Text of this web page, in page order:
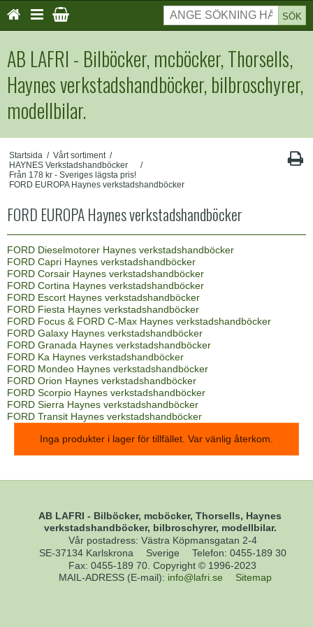
SÖK
AB LAFRI - Bilböcker, mcböcker, Thorsells,
Haynes verkstadshandböcker, bilbroschyrer,
modellbilar.
Startsida / Vårt sortiment /
HAYNES Verkstadshandböcker
Från 178 kr - Sveriges lägsta pris!
/
FORD EUROPA Haynes verkstadshandböcker
FORD EUROPA Haynes verkstadshandböcker
FORD Dieselmotorer Haynes verkstadshandböcker
FORD Capri Haynes verkstadshandböcker
FORD Corsair Haynes verkstadshandböcker
FORD Cortina Haynes verkstadshandböcker
FORD Escort Haynes verkstadshandböcker
FORD Fiesta Haynes verkstadshandböcker
FORD Focus & FORD C-Max Haynes verkstadshandböcker
FORD Galaxy Haynes verkstadshandböcker
FORD Granada Haynes verkstadshandböcker
FORD Ka Haynes verkstadshandböcker
FORD Mondeo Haynes verkstadshandböcker
FORD Orion Haynes verkstadshandböcker
FORD Scorpio Haynes verkstadshandböcker
FORD Sierra Haynes verkstadshandböcker
FORD Transit Haynes verkstadshandböcker
Inga produkter i lager för tillfället. Var vänlig återkom.
AB LAFRI - Bilböcker, mcböcker, Thorsells, Haynes
verkstadshandböcker, bilbroschyrer, modellbilar.
Vår postadress: Västra Köpmansgatan 2-4
SE-37134 Karlskrona
Sverige Telefon: 0455-189 30
Fax: 0455-189 70. Copyright © 1996-2023
MAIL-ADRESS (E-mail): info@lafri.se Sitemap